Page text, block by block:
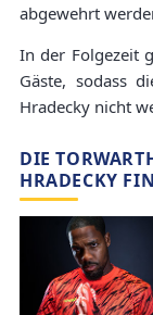
abgewehrt
In der Folgezeit
Gäste, sodass
Hradecky nicht
DIE
HRADECKY